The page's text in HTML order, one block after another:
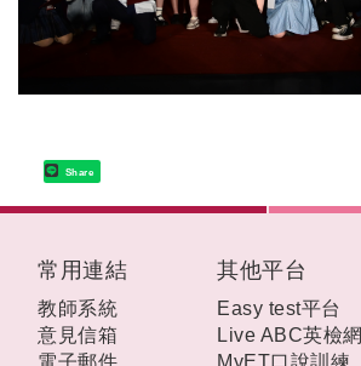
Share
常用連結
教師系統
意見信箱
電子郵件
其他平台
Easy test平台
Live ABC英檢網
MyET口說訓練